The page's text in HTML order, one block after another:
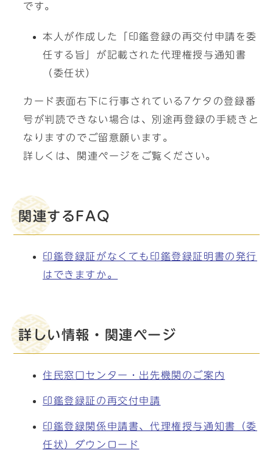
です。
本人が作成した「印鑑登録の再交付申請を委
任する旨」が記載された代理権授与通知書
（委任状）
カード表面右下に行事されている7ケタの登録番
号が判読できない場合は、別途再登録の手続きと
なりますのでご留意願います。
詳しくは、関連ページをご覧ください。
関連するFAQ
印鑑登録証がなくても印鑑登録証明書の発行
はできますか。
詳しい情報・関連ページ
住民窓口センター・出先機関のご案内
印鑑登録証の再交付申請
印鑑登録関係申請書、代理権授与通知書（委
任状）ダウンロード